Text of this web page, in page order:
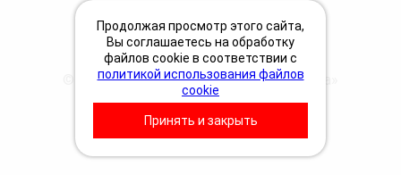
Политика Cookies
Пользовательское соглашение
© 2026 «Грузовая техпомощь 24 Вольта»
Продолжая просмотр этого сайта,
Вы соглашаетесь на обработку
файлов cookie в соответствии с
политикой использования файлов
cookie
Принять и закрыть